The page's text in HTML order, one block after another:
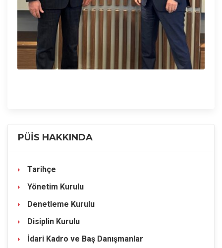
PÜİS HAKKINDA
Tarihçe
Yönetim Kurulu
Denetleme Kurulu
Disiplin Kurulu
İdari Kadro ve Baş Danışmanlar